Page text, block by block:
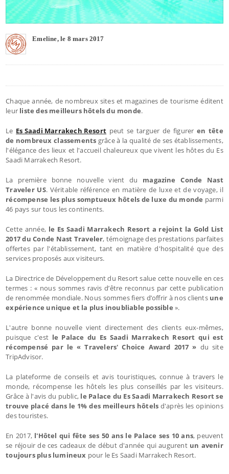
Emeline, le 8 mars 2017
Chaque année, de nombreux sites et magazines de tourisme éditent
leurliste des meilleurs hôtels du monde.
Le Es Saadi Marrakech Resort peut se targuer de figurer en tête
de nombreux classements grâce à la qualité de ses établissements,
l'élégance des lieux et l'accueil chaleureux que vivent les hôtes du Es
Saadi Marrakech Resort.
La première bonne nouvelle vient du magazine Conde Nast
Traveler US. Véritable référence en matière de luxe et de voyage, il
récompense les plus somptueux hôtels de luxe du monde parmi
46 pays sur tous les continents.
Cette année, le Es Saadi Marrakech Resort a rejoint la Gold List
2017 du Conde Nast Traveler, témoignage des prestations parfaites
offertes par l'établissement, tant en matière d'hospitalité que des
services proposés aux visiteurs.
La Directrice de Développement du Resort salue cette nouvelle en ces
termes : « nous sommes ravis d’être reconnus par cette publication
de renommée mondiale. Nous sommes fiers d’offrir à nos clients une
expérience unique et la plus inoubliable possible ».
L'autre bonne nouvelle vient directement des clients eux-mêmes,
puisque c'est le Palace du Es Saadi Marrakech Resort qui est
récompensé par le « Travelers' Choice Award 2017 » du site
TripAdvisor.
La plateforme de conseils et avis touristiques, connue à travers le
monde, récompense les hôtels les plus conseillés par les visiteurs.
Grâce à l'avis du public, le Palace du Es Saadi Marrakech Resort se
trouve placé dans le 1% des meilleurs hôtels d'après les opinions
des touristes.
En 2017,l'Hôtel qui fête ses 50 ans le Palace ses 10 ans, peuvent
se réjouir de ces cadeaux de début d'année qui augurent un avenir
toujours plus lumineux pour le Es Saadi Marrakech Resort.